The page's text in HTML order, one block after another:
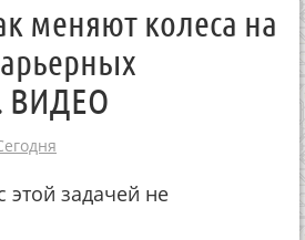
меняют колеса на
ВИДЕО
этой задачей не